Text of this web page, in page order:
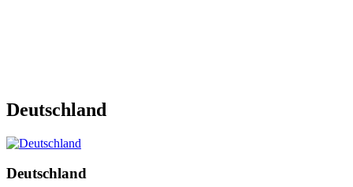
Deutschland
Deutschland